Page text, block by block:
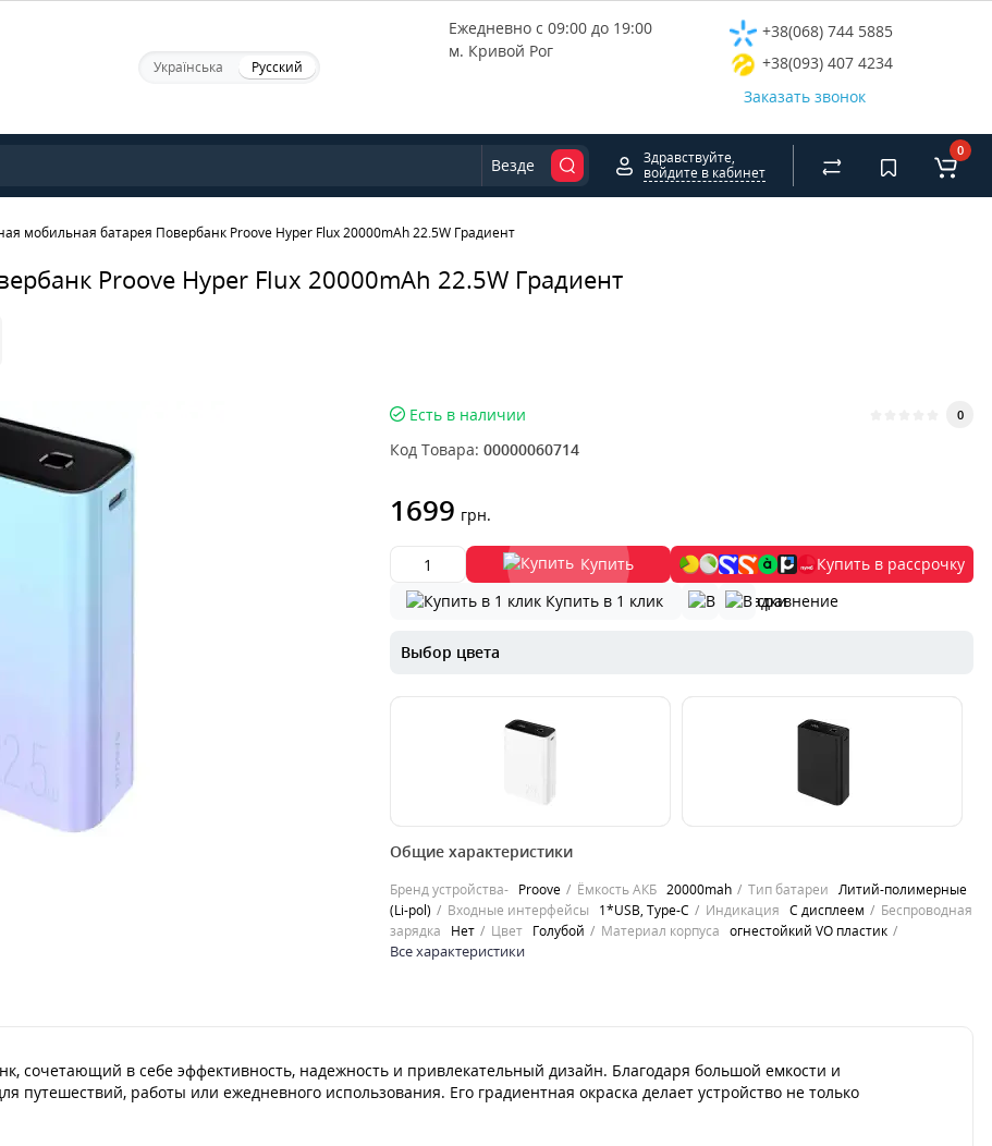
Українська Русский
Ежедневно с 09:00 до 19:00
м. Кривой Рог
+38(068) 744 5885
+38(093) 407 4234
Заказать звонок
Везде
Здравствуйте,
войдите в кабинет
0
мобильная батарея Повербанк Proove Hyper Flux 20000mAh 22.5W Градиент
Proove Hyper Flux 20000mAh 22.5W Градиент
Есть в наличии 0
Код Товара: 00000060714
1699 грн.
Купить
Купить в рассрочку
Купить в 1 клик
Выбор цвета
Proove Hyper Flux – портативное
зарядное устройство для разных
типов устройств!Основные
характеристи..
0
1899
20000mAh – это мощная мобильная
батарея, обеспечивающая быструю
и эфф..
0
Общие характеристики
Бренд устройства- Proove Ёмкость АКБ 20000mah Тип батареи Литий-полимерные
(Li-pol)
Входные интерфейсы 1*USB, Type-C Индикация С дисплеем
Беспроводная
зарядка
Нет Цвет Голубой Материал корпуса огнестойкий VO пластик
Все характеристики
сочетающий в себе эффективность, надежность и привлекательный дизайн. Благодаря большой емкости и
путешествий, работы или ежедневного использования. Его градиентная окраска делает устройство не только